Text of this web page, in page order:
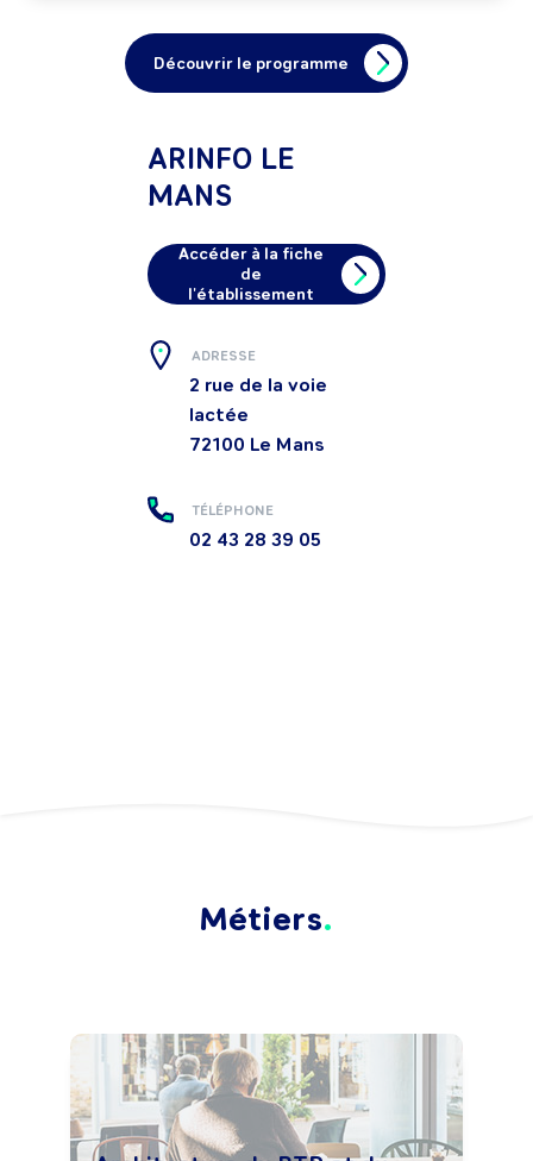
Découvrir le programme
ARINFO LE
MANS
Accéder à la fiche
de
l'établissement
ADRESSE
2 rue de la voie
lactée
72100 Le Mans
TÉLÉPHONE
02 43 28 39 05
Métiers